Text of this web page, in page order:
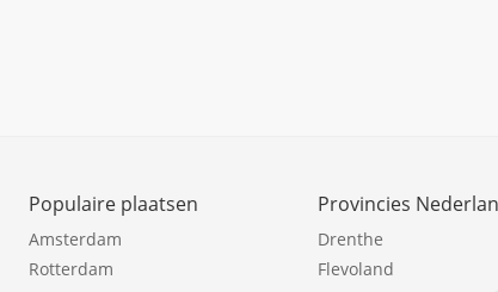
Populaire plaatsen
Amsterdam
Rotterdam
Provincies
Drenthe
Flevoland